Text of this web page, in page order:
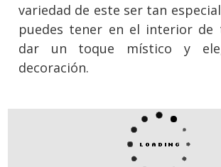
variedad de este ser tan
puedes tener en el interior de
dar un toque místico y
decoración.